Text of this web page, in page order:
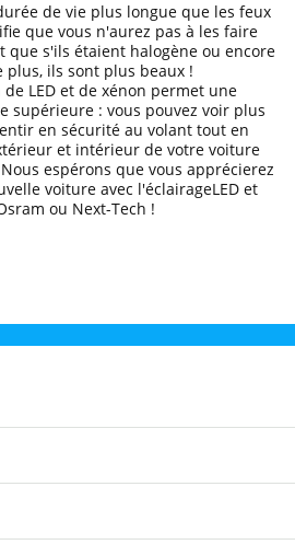
de vie plus longue que les feux
que vous n'aurez pas à les faire
que s'ils étaient halogène ou encore
plus, ils sont plus beaux !
LED et de xénon permet une
supérieure: vous pouvez voir plus
en sécurité au volant tout en
et intérieur de votre voiture
Nous espérons que vous apprécierez
voiture avec l'éclairageLED et
ou Next-Tech !